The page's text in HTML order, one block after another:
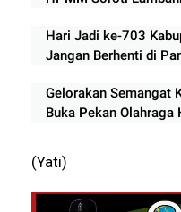
Hari Jadi ke-703
Jangan Berhenti di
Gelorakan Semangat
Buka Pekan Olahraga
(Yati)